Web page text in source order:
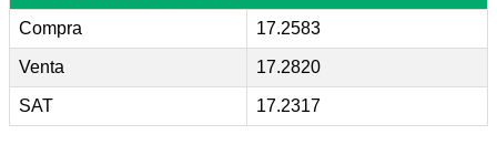
Compra 17.2583
Venta 17.2820
SAT 17.2317